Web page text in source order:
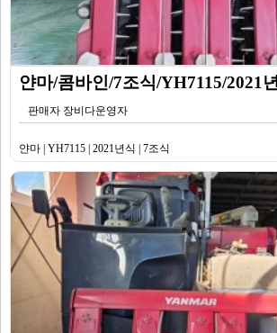
얀마/콤바인/7조식/YH7115/2021
판매자 장비다운영자
얀마 | YH7115 | 2021년식 | 7조식